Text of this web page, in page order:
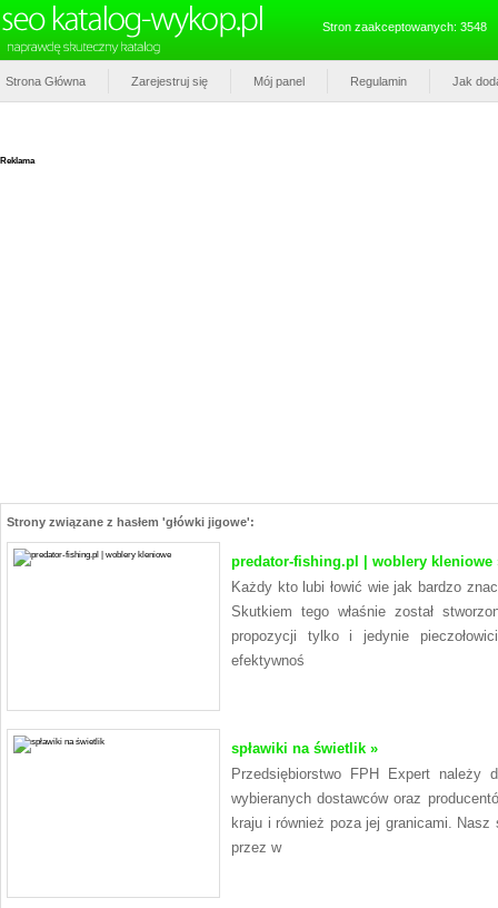
Stron zaakceptowanych: 3548
Strona Główna Zarejestruj się Mój panel Regulamin Jak
Reklama
Strony związane z hasłem 'główki jigowe':
predator-fishing.pl | woblery kleniowe
Każdy kto lubi łowić wie jak bardzo
Skutkiem tego właśnie został
propozycji tylko i jedynie
efektywnoś
spławiki na świetlik »
Przedsiębiorstwo FPH Expert
wybieranych dostawców oraz
kraju i również poza jej granicami.
przez w